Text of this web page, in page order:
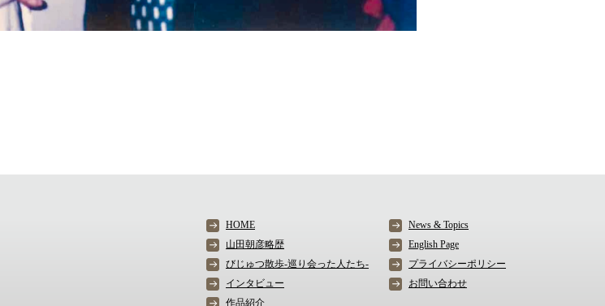
HOME
山田朝彦略歴
びじゅつ散歩-巡り会った人たち-
インタビュー
作品紹介
News & Topics
English Page
プライバシーポリシー
お問い合わせ